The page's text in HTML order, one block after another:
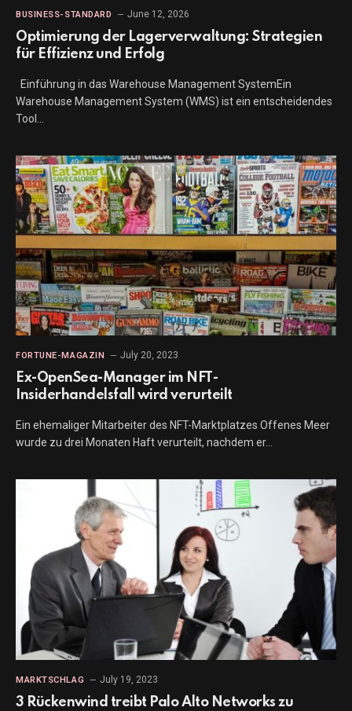
BUSINESS-STANDARD June 12, 2026
Optimierung der Lagerverwaltung: Strategien
für Effizienz und Erfolg
Einführung in das Warehouse Management SystemEin
Warehouse Management System (WMS) ist ein entscheidendes
Tool…
FORTUNE-MAGAZIN July 20, 2023
Ex-OpenSea-Manager im NFT-
Insiderhandelsfall wird verurteilt
Ein ehemaliger Mitarbeiter des NFT-Marktplatzes Offenes Meer
wurde zu drei Monaten Haft verurteilt, nachdem er…
MARKTSCHLAG July 19, 2023
3 Rückenwind treibt Palo Alto Networks zu